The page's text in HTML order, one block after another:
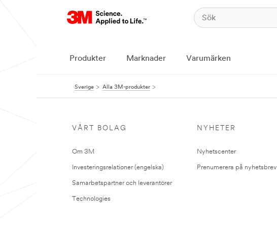
Produkter Marknader Varumärken
Sverige Alla 3M-produkter
VÅRT BOLAG
Om 3M
Investeringsrelationer (engelska)
Samarbetspartner och leverantörer
Technologies
NYHETER
Nyhetscenter
Prenumerera på nyhetsbrev